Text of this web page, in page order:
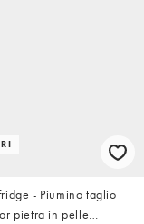
- Piumino taglio
pietra in pelle